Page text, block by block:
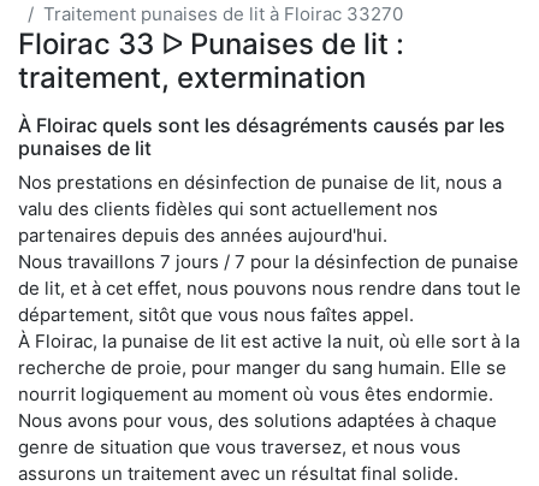
Traitement punaises de lit à Floirac 33270
Floirac 33 ᐅ Punaises de lit :
traitement, extermination
À Floirac quels sont les désagréments causés par les
punaises de lit
Nos prestations en désinfection de punaise de lit, nous a
valu des clients fidèles qui sont actuellement nos
partenaires depuis des années aujourd'hui.
Nous travaillons 7 jours / 7 pour la désinfection de punaise
de lit, et à cet effet, nous pouvons nous rendre dans tout le
département, sitôt que vous nous faîtes appel.
À Floirac, la punaise de lit est active la nuit, où elle sort à la
recherche de proie, pour manger du sang humain. Elle se
nourrit logiquement au moment où vous êtes endormie.
Nous avons pour vous, des solutions adaptées à chaque
genre de situation que vous traversez, et nous vous
assurons un traitement avec un résultat final solide.